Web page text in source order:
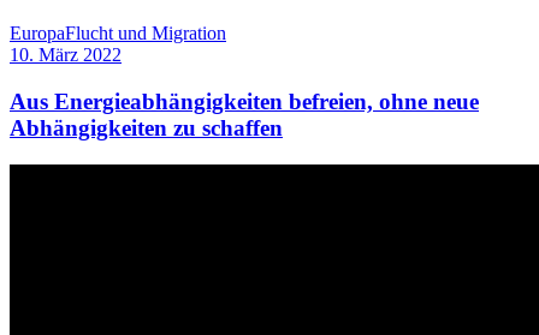
EuropaFlucht und Migration
10. März 2022
Aus Energieabhängigkeiten befreien, ohne neue
Abhängigkeiten zu schaffen